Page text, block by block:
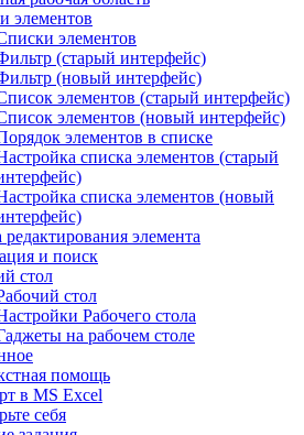
элементов
элементов
(старый интерфейс)
(новый интерфейс)
элементов (старый интерфейс)
элементов (новый интерфейс)
элементов в списке
списка элементов (старый
списка элементов (новый
элемента
и поиск
стол
стол
Рабочего стола
на рабочем столе
помощь
в MS Excel
себя